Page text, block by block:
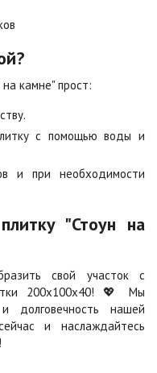
Черно-белая
1 040 ₽/м
камне" прост:
с помощью воды и
и при необходимости
"Стоун на
свой участок с
200х100х40! 💖 Мы
долговечность нашей
и наслаждайтесь